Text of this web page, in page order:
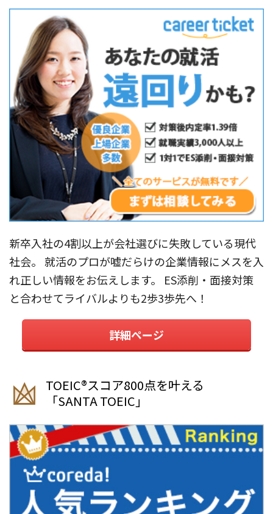
新卒入社の4割以上が会社選びに失敗している現代
社会。 就活のプロが嘘だらけの企業情報にメスを入
れ正しい情報をお伝えします。 ES添削・面接対策
と合わせてライバルよりも2歩3歩先へ！
詳細ページ
TOEIC®︎スコア800点を叶える
「SANTA TOEIC」